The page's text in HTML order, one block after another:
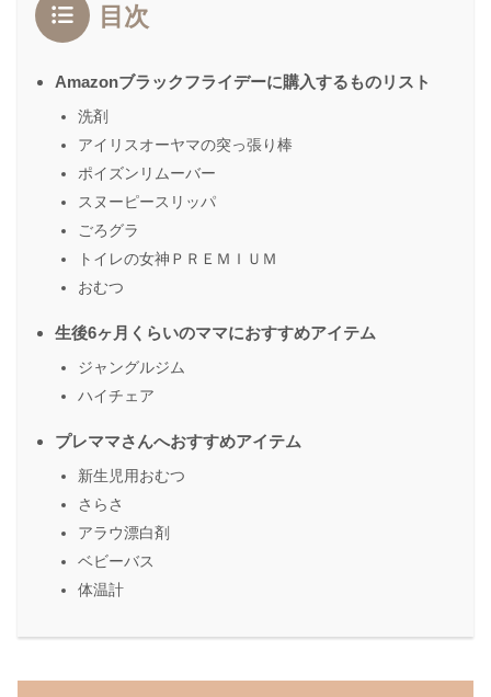
目次
Amazonブラックフライデーに購入するものリスト
洗剤
アイリスオーヤマの突っ張り棒
ポイズンリムーバー
スヌーピースリッパ
ごろグラ
トイレの女神ＰＲＥＭＩＵＭ
おむつ
生後6ヶ月くらいのママにおすすめアイテム
ジャングルジム
ハイチェア
プレママさんへおすすめアイテム
新生児用おむつ
さらさ
アラウ漂白剤
ベビーバス
体温計